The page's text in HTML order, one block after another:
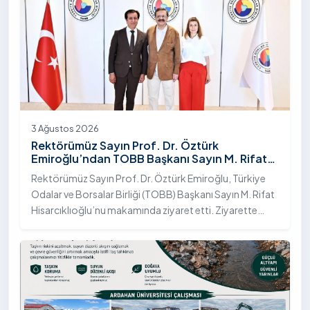
ekranlarında yayımlanan "Genç Vizyon" programına
canlı yayın konuğu olarak katıldı.
3 Ağustos 2026
Rektörümüz Sayın Prof. Dr. Öztürk
Emiroğlu’ndan TOBB Başkanı Sayın M. Rifat
Hisarcıklıoğlu’na Ziyaret
Rektörümüz Sayın Prof. Dr. Öztürk Emiroğlu, Türkiye
Odalar ve Borsalar Birliği (TOBB) Başkanı Sayın M. Rifat
Hisarcıklıoğlu’nu makamında ziyaret etti. Ziyarette
Emiroğlu Hanımefendi eşlik etti.